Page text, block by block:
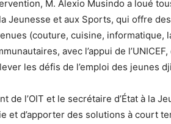
M. Alexio Musindo a loué
la Jeunesse et aux Sports, qui offre
(couture, cuisine, informatique,
avec l’appui de
les défis de l’emploi des jeunes
de l’OIT et le secrétaire d’État à la
et d’apporter des solutions à court